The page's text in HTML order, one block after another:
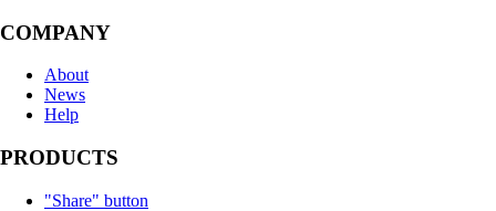
COMPANY
About
News
Help
PRODUCTS
"Share" button